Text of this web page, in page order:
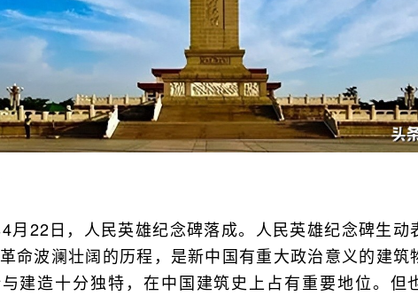
月22日，人民英雄纪念碑落成。人民英雄纪念碑生动
命波澜壮阔的历程，是新中国有重大政治意义的建筑
建造十分独特，在中国建筑史上占有重要地位。但